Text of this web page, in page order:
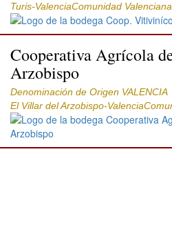
Turis-ValenciaComunidad Valenciana
Cooperativa Agrícola
Arzobispo
Denominación de Origen VALENCIA
El Villar del Arzobispo-